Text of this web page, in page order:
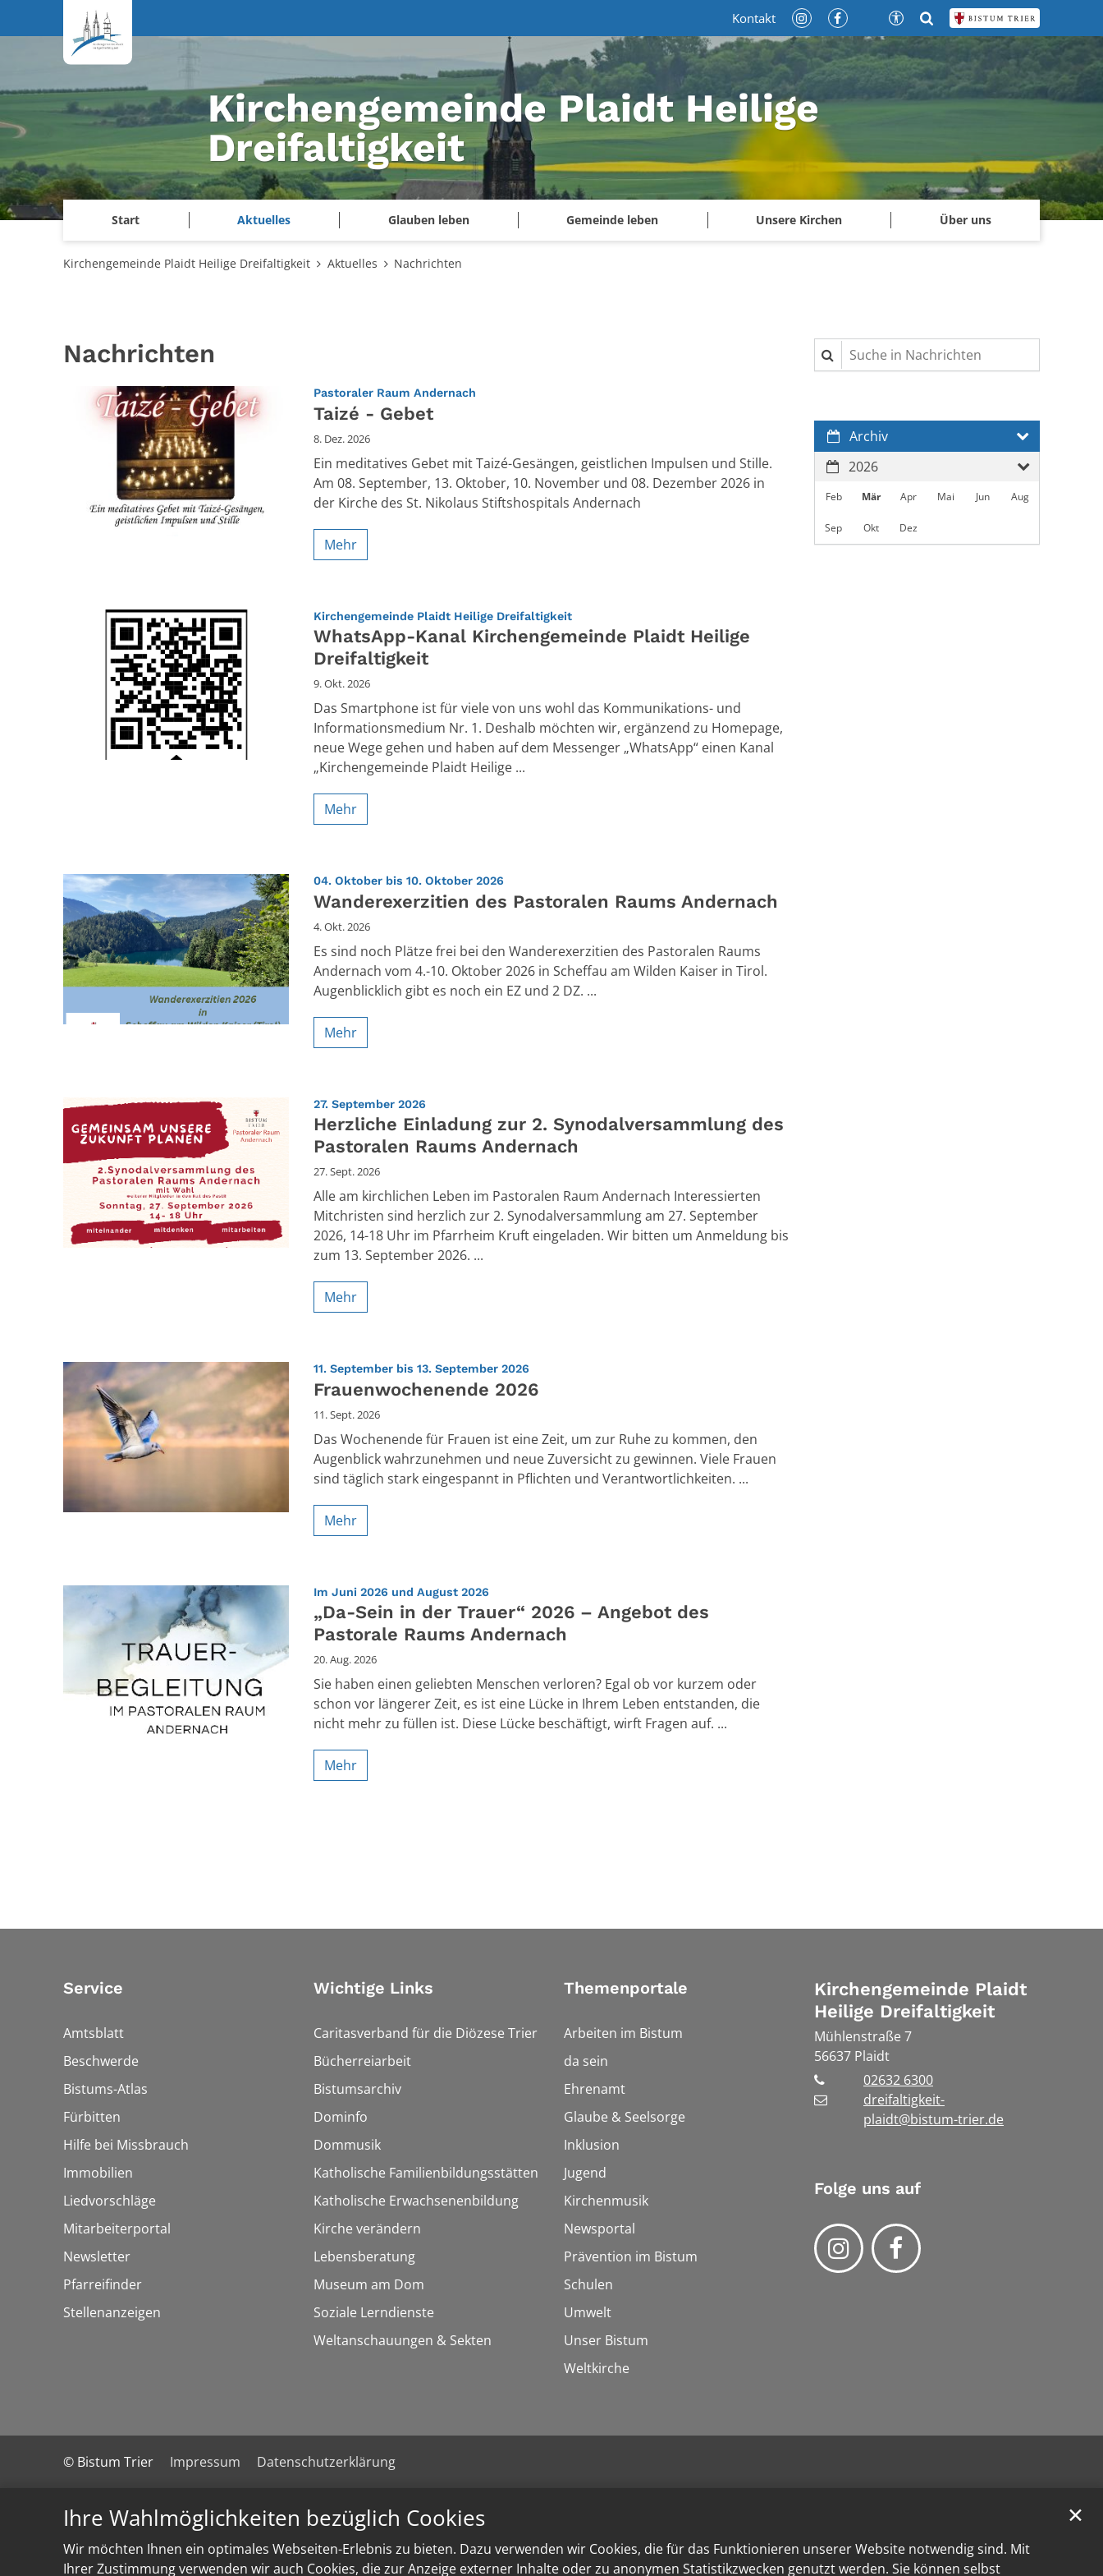
Ihre Wahlmöglichkeiten bezüglich Cookies
Wir möchten Ihnen ein optimales Webseiten-Erlebnis zu bieten. Dazu verwenden wir Cookies, die für das Funktionieren unserer Website notwendig sind. Mit
Ihrer Zustimmung verwenden wir auch Cookies, die zur Anzeige externer Inhalte oder zu anonymen Statistikzwecken genutzt werden. Sie können selbst
✕
Zum Inhalt springen
Kirchengemeinde Plaidt Heilige
Dreifaltigkeit
Start Aktuelles Glauben leben Gemeinde leben Unsere Kirchen Über uns
Kontakt
Kirchengemeinde Plaidt Heilige Dreifaltigkeit Aktuelles Nachrichten
Nachrichten
Pastoraler Raum Andernach
Taizé - Gebet
8. Dez. 2026
Ein meditatives Gebet mit Taizé-Gesängen, geistlichen Impulsen und Stille.
Am 08. September, 13. Oktober, 10. November und 08. Dezember 2026 in
der Kirche des St. Nikolaus Stiftshospitals Andernach
Mehr
Kirchengemeinde Plaidt Heilige Dreifaltigkeit:
WhatsApp-Kanal Kirchengemeinde Plaidt Heilige
Dreifaltigkeit
9. Okt. 2026
Das Smartphone ist für viele von uns wohl das Kommunikations- und
Informationsmedium Nr. 1. Deshalb möchten wir, ergänzend zu Homepage,
neue Wege gehen und haben auf dem Messenger „WhatsApp“ einen Kanal
„Kirchengemeinde Plaidt Heilige ...
Mehr
04. Oktober bis 10. Oktober 2026
Wanderexerzitien des Pastoralen Raums Andernach
4. Okt. 2026
Es sind noch Plätze frei bei den Wanderexerzitien des Pastoralen Raums
Andernach vom 4.-10. Oktober 2026 in Scheffau am Wilden Kaiser in Tirol.
Augenblicklich gibt es noch ein EZ und 2 DZ. ...
Mehr
27. September 2026
Herzliche Einladung zur 2. Synodalversammlung des
Pastoralen Raums Andernach
27. Sept. 2026
Alle am kirchlichen Leben im Pastoralen Raum Andernach Interessierten
Mitchristen sind herzlich zur 2. Synodalversammlung am 27. September
2026, 14-18 Uhr im Pfarrheim Kruft eingeladen. Wir bitten um Anmeldung bis
zum 13. September 2026. ...
Mehr
11. September bis 13. September 2026
Frauenwochenende 2026
11. Sept. 2026
Das Wochenende für Frauen ist eine Zeit, um zur Ruhe zu kommen, den
Augenblick wahrzunehmen und neue Zuversicht zu gewinnen. Viele Frauen
sind täglich stark eingespannt in Pflichten und Verantwortlichkeiten. ...
Mehr
Im Juni 2026 und August 2026
„Da-Sein in der Trauer“ 2026 – Angebot des
Pastorale Raums Andernach
20. Aug. 2026
Sie haben einen geliebten Menschen verloren? Egal ob vor kurzem oder
schon vor längerer Zeit, es ist eine Lücke in Ihrem Leben entstanden, die
nicht mehr zu füllen ist. Diese Lücke beschäftigt, wirft Fragen auf. ...
Mehr
Suche in Nachrichten
Archiv
2026
Feb Mär Apr Mai Jun Aug
Sep Okt Dez
Service
Amtsblatt
Beschwerde
Bistums-Atlas
Fürbitten
Hilfe bei Missbrauch
Immobilien
Liedvorschläge
Mitarbeiterportal
Newsletter
Pfarreifinder
Stellenanzeigen
Wichtige Links
Caritasverband für die Diözese Trier
Bücherreiarbeit
Bistumsarchiv
Dominfo
Dommusik
Katholische Familienbildungsstätten
Katholische Erwachsenenbildung
Kirche verändern
Lebensberatung
Museum am Dom
Soziale Lerndienste
Weltanschauungen & Sekten
Themenportale
Arbeiten im Bistum
da sein
Ehrenamt
Glaube & Seelsorge
Inklusion
Jugend
Kirchenmusik
Newsportal
Prävention im Bistum
Schulen
Umwelt
Unser Bistum
Weltkirche
Kirchengemeinde Plaidt
Heilige Dreifaltigkeit
Mühlenstraße 7
56637 Plaidt
02632 6300
dreifaltigkeit-
plaidt@bistum-trier.de
Folge uns auf
© Bistum Trier Impressum Datenschutzerklärung